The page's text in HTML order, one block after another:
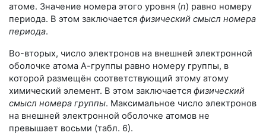
атоме. Значение номера этого уровня (n) равно номеру
периода. В этом заключается физический смысл номера
периода.
Во-вторых, число электронов на внешней электронной
оболочке атома А-группы равно номеру группы, в
которой размещён соответствующий этому атому
химический элемент. В этом заключается физический
смысл номера группы. Максимальное число электронов
на внешней электронной оболочке атомов не
превышает восьми (табл. 6).